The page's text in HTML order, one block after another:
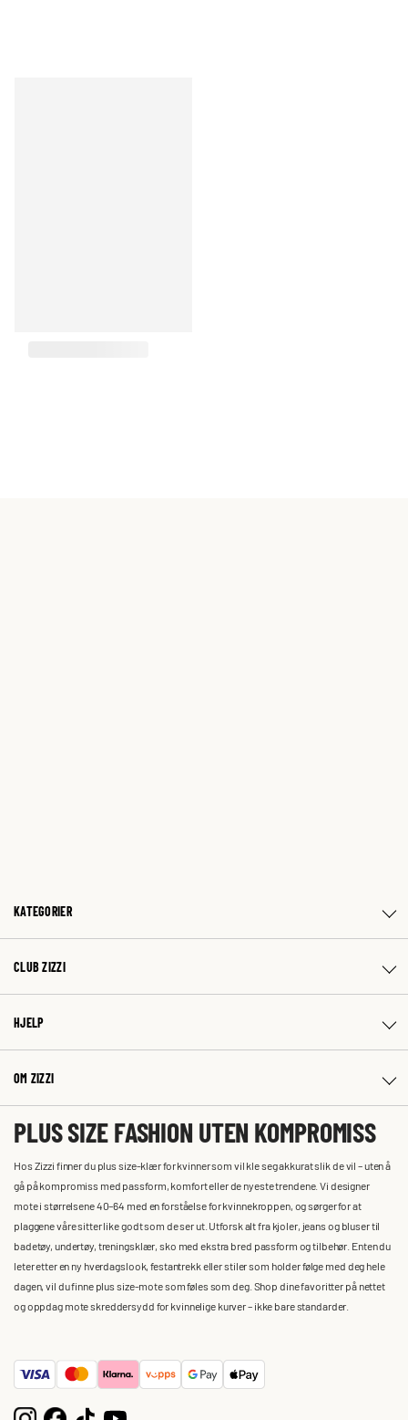
KATEGORIER
CLUB ZIZZI
HJELP
OM ZIZZI
PLUS SIZE FASHION UTEN KOMPROMISS
Hos Zizzi finner du plus size-klær for kvinner som vil kle seg akkurat slik de vil – uten å
gå på kompromiss med passform, komfort eller de nyeste trendene. Vi designer
mote i størrelsene 40–64 med en forståelse for kvinnekroppen, og sørger for at
plaggene våre sitter like godt som de ser ut. Utforsk alt fra kjoler, jeans og bluser til
badetøy, undertøy, treningsklær, sko med ekstra bred passform og tilbehør. Enten du
leter etter en ny hverdagslook, festantrekk eller stiler som holder følge med deg hele
dagen, vil du finne plus size-mote som føles som deg. Shop dine favoritter på nettet
og oppdag mote skreddersydd for kvinnelige kurver – ikke bare standarder.